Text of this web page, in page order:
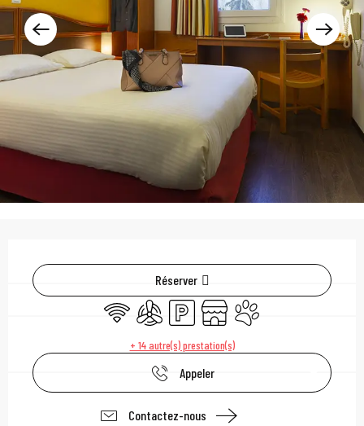
Ouverture et
Réserver
WiFi
Air conditionné
Parking BoutiqueAnimaux acceptés
+ 14 autre(s) prestation(s)
Appeler
Contactez-nous